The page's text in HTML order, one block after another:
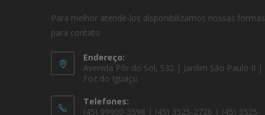
Para melhor atendê-los disponibilizamos nossas formas
para contato
Endereço:
Avenida Pôr do Sol, 532 | Jardim São Paulo II |
Foz do Iguaçu
Telefones:
(45) 99900-3598 | (45) 3525-2726 | (45) 3525-